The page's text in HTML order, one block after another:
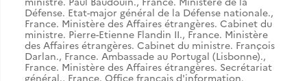
Défense. Etat-major général de la Défense nationale.,
France. Ministère des Affaires étrangères. Cabinet du
ministre. Pierre-Etienne Flandin II., France. Ministère
des Affaires étrangères. Cabinet du ministre. François
Darlan., France. Ambassade au Portugal (Lisbonne).,
France. Ministère des Affaires étrangères. Secrétariat
général., France. Office français d'information.